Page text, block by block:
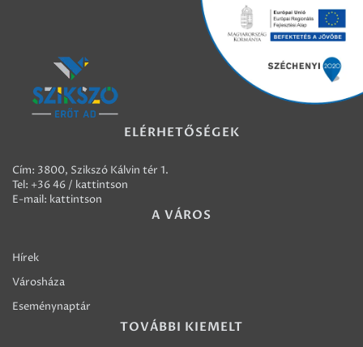
ELÉRHETŐSÉGEK
Cím: 3800, Szikszó Kálvin tér 1.
Tel: +36 46 / kattintson
E-mail: kattintson
A VÁROS
Hírek
Városháza
Eseménynaptár
TOVÁBBI KIEMELT